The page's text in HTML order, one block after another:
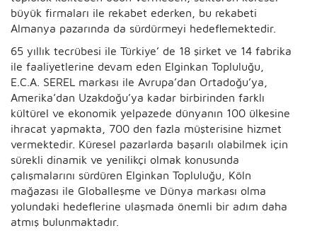
büyük firmaları ile rekabet ederken, bu rekabeti
Almanya pazarında da sürdürmeyi hedeflemektedir.
65 yıllık tecrübesi ile Türkiye’ de 18 şirket ve 14 fabrika
ile faaliyetlerine devam eden Elginkan Topluluğu,
E.C.A. SEREL markası ile Avrupa’dan Ortadoğu’ya,
Amerika’dan Uzakdoğu’ya kadar birbirinden farklı
kültürel ve ekonomik yelpazede dünyanın 100 ülkesine
ihracat yapmakta, 700 den fazla müşterisine hizmet
vermektedir. Küresel pazarlarda başarılı olabilmek için
sürekli dinamik ve yenilikçi olmak konusunda
çalışmalarını sürdüren Elginkan Topluluğu, Köln
mağazası ile Globalleşme ve Dünya markası olma
yolundaki hedeflerine ulaşmada önemli bir adım daha
atmış bulunmaktadır.